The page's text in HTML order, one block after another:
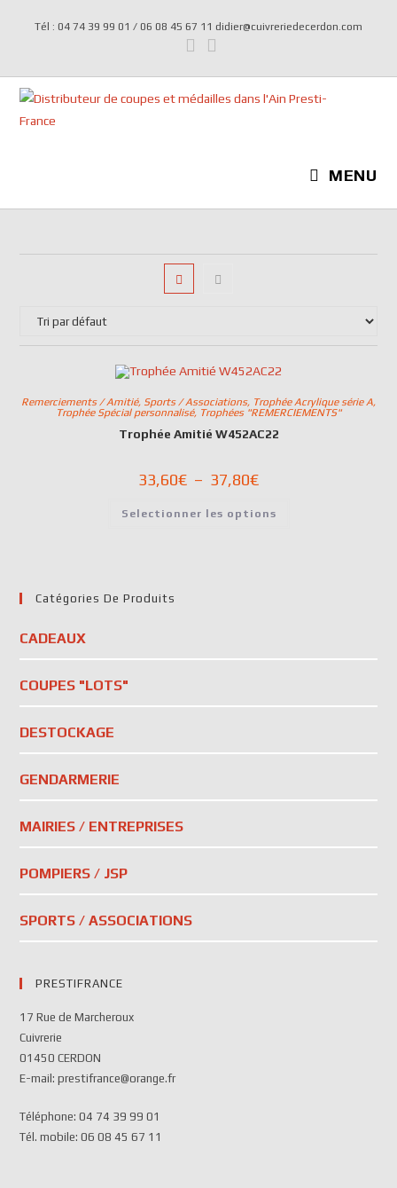
Tél : 04 74 39 99 01 / 06 08 45 67 11 didier@cuivreriedecerdon.com
MENU
Remerciements / Amitié, Sports / Associations, Trophée Acrylique série A,
Trophée Spécial personnalisé, Trophées "REMERCIEMENTS"
Trophée Amitié W452AC22
33,60€ – 37,80€
Selectionner les options
Catégories De Produits
CADEAUX
COUPES "LOTS"
DESTOCKAGE
GENDARMERIE
MAIRIES / ENTREPRISES
POMPIERS / JSP
SPORTS / ASSOCIATIONS
PRESTIFRANCE
17 Rue de Marcheroux
Cuivrerie
01450 CERDON
E-mail: prestifrance@orange.fr
Téléphone: 04 74 39 99 01
Tél. mobile: 06 08 45 67 11